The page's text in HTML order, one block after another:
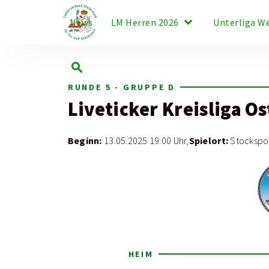
News LM Herren 2026 keyboard_arrow_down Unterliga
search
RUNDE 5 - GRUPPE D
Liveticker Kreisliga
Beginn: 13.05.2025 19:00 Uhr,Spielort:
HEIM